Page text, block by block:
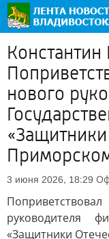
нового
3 июня 2026, 18:29
руководителя
«Защитники